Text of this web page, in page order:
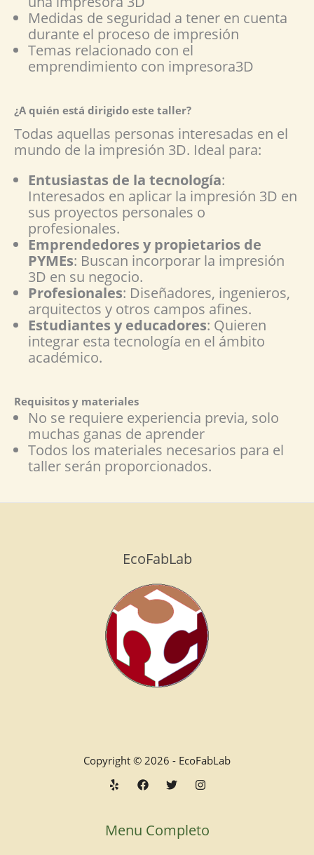
Medidas de seguridad a tener en cuenta
durante el proceso de impresión
Temas relacionado con el
emprendimiento con impresora3D
¿A quién está dirigido este taller?
Todas aquellas personas interesadas en el
mundo de la impresión 3D. Ideal para:
Entusiastas de la tecnología:
Interesados en aplicar la impresión 3D en
sus proyectos personales o
profesionales.
Emprendedores y propietarios de
PYMEs: Buscan incorporar la impresión
3D en su negocio.
Profesionales: Diseñadores, ingenieros,
arquitectos y otros campos afines.
Estudiantes y educadores: Quieren
integrar esta tecnología en el ámbito
académico.
Requisitos y materiales
No se requiere experiencia previa, solo
muchas ganas de aprender
Todos los materiales necesarios para el
taller serán proporcionados.
EcoFabLab
Copyright © 2026 - EcoFabLab
Menu Completo